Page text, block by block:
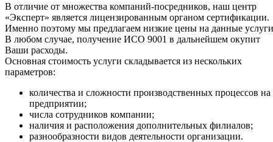
В отличие от множества компаний-посредников, наш центр
«Эксперт» является лицензированным органом сертификации.
Именно поэтому мы предлагаем низкие цены на данные
В любом случае, получение ИСО 9001 в дальнейшем окупит
Ваши расходы.
Основная стоимость услуги складывается из нескольких
параметров:
количества и сложности производственных процессов на
предприятии;
числа сотрудников компании;
наличия и расположения дополнительных филиалов;
разнообразности видов деятельности организации.